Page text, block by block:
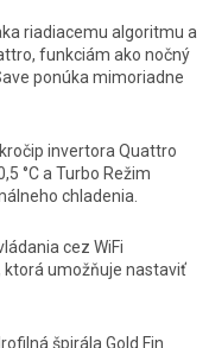
riadiacemu algoritmu a
funkciám ako nočný
ponúka mimoriadne
invertora Quattro
°C a Turbo Režim
chladenia.
cez WiFi
ktorá umožňuje nastaviť
špirála Gold Fin